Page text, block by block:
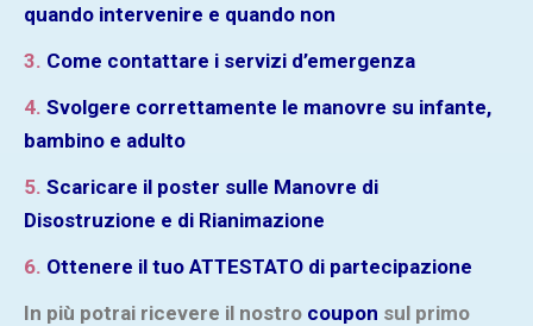
quando intervenire e quando non
3. Come contattare i servizi d’emergenza
4. Svolgere correttamente le manovre su infante,
bambino e adulto
5. Scaricare il poster sulle Manovre di
Disostruzione e di Rianimazione
6. Ottenere il tuo ATTESTATO di partecipazione
In più potrai ricevere il nostro coupon sul primo